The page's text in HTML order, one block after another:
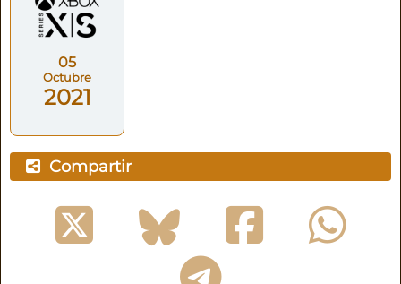
05
Octubre
2021
Compartir